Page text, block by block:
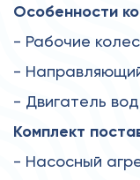
Особенности
- Рабочие
-
- Двигатель
Комплект
- Насосный